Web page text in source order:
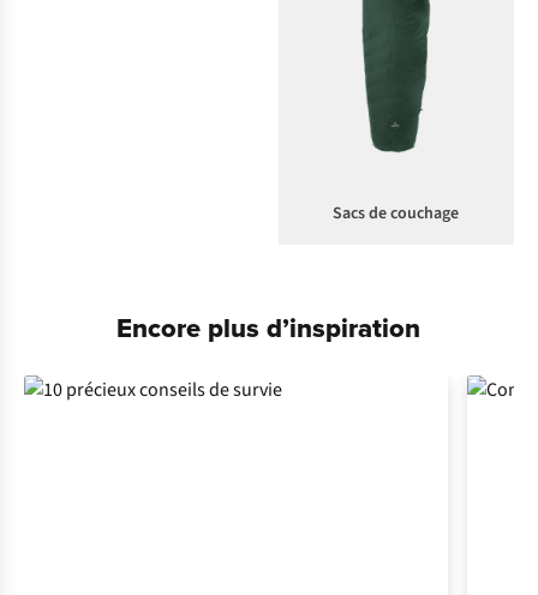
Sacs de couchage
Encore plus d’inspiration